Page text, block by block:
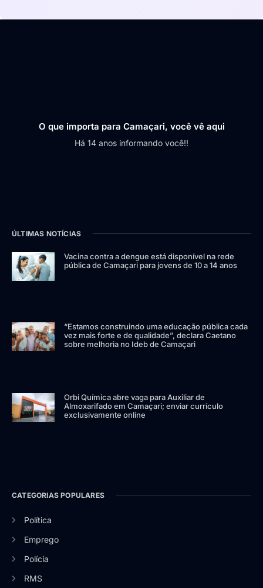
O que importa para Camaçari, você vê aqui
Há 14 anos informando você!!
ÚLTIMAS NOTÍCIAS
Vacina contra a dengue está disponível na rede
pública de Camaçari para jovens de 10 a 14 anos
“Estamos construindo uma educação pública cada
vez mais forte e de qualidade”, declara Caetano
sobre melhoria no Ideb de Camaçari
Orbi Química abre vaga para Auxiliar de
Almoxarifado em Camaçari; enviar currículo
exclusivamente online
CATEGORIAS POPULARES
Política
Emprego
Polícia
RMS